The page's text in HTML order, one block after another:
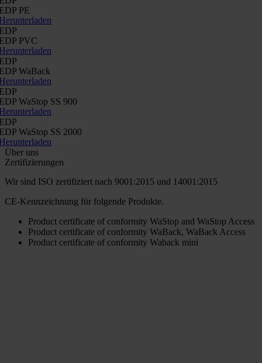
PE
PVC
WaBack
WaStop SS 900
WaStop SS 2000
Über uns
Zertifizierungen
Wir sind ISO zertifiziert nach 9001:2015 und 14001:2015
CE-Kennzeichnung für folgende Produkte.
Product certificate of conformity WaStop and WaStop Access
Product certificate of conformity WaBack, WaBack Access
Product certificate of conformity Waback mini